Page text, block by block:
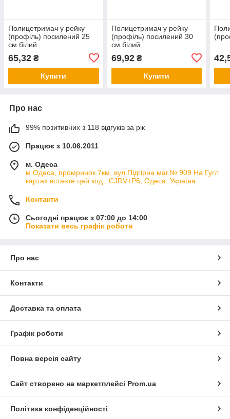
Полицетримач у рейку
(профіль) посилений 25
см білий
65,32 ₴
Купити
Полицетримач у рейку
(профіль) посилений 30
см білий
69,92₴
Купити
Про нас
99% позитивних з 118 відгуків за рік
Працює з 10.06.2011
м. Одеса
м.Одеса, промринок 7км, вул.Підгірна маг.№ 909 На Гугл
картах вставте цей код : CJRV+P6, Одеса, Україна
Контакти
Сьогодні працює з 07:00 до 14:00
Показати весь графік роботи
Про нас
Контакти
Доставка та оплата
Графік роботи
Повна версія сайту
Сайт створено на маркетплейсі Prom.ua
Політика конфіденційності